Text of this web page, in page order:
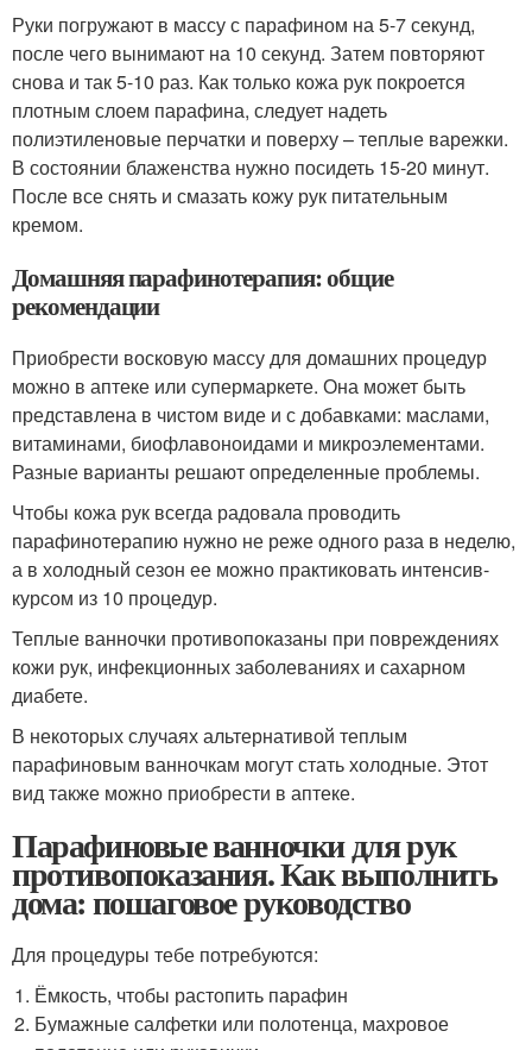
Руки погружают в массу с парафином на 5-7 секунд,
после чего вынимают на 10 секунд. Затем повторяют
снова и так 5-10 раз. Как только кожа рук покроется
плотным слоем парафина, следует надеть
полиэтиленовые перчатки и поверху – теплые варежки.
В состоянии блаженства нужно посидеть 15-20 минут.
После все снять и смазать кожу рук питательным
кремом.
Домашняя парафинотерапия: общие
рекомендации
Приобрести восковую массу для домашних процедур
можно в аптеке или супермаркете. Она может быть
представлена в чистом виде и с добавками: маслами,
витаминами, биофлавоноидами и микроэлементами.
Разные варианты решают определенные проблемы.
Чтобы кожа рук всегда радовала проводить
парафинотерапию нужно не реже одного раза в неделю,
а в холодный сезон ее можно практиковать интенсив-
курсом из 10 процедур.
Теплые ванночки противопоказаны при повреждениях
кожи рук, инфекционных заболеваниях и сахарном
диабете.
В некоторых случаях альтернативой теплым
парафиновым ванночкам могут стать холодные. Этот
вид также можно приобрести в аптеке.
Парафиновые ванночки для рук
противопоказания. Как выполнить
дома: пошаговое руководство
Для процедуры тебе потребуются:
Ёмкость, чтобы растопить парафин
Бумажные салфетки или полотенца, махровое